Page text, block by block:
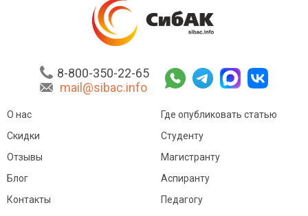
8-800-350-22-65
mail@sibac.info
О нас
Скидки
Отзывы
Блог
Контакты
Где опубликовать статью
Студенту
Магистранту
Аспиранту
Педагогу